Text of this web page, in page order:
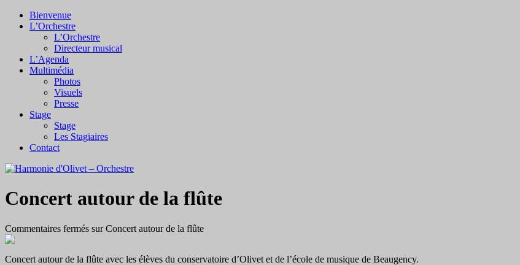
Bienvenue
L’Orchestre
L’Orchestre
Directeur musical
L’Agenda
Multimédia
Photos
Visuels
Presse
Stage
Stage
Les Stagiaires
Contact
Concert autour de la flûte
Commentaires fermés sur Concert autour de la flûte
Concert autour de la flûte avec les élèves du conservatoire d’Olivet et de l’école de musique de Beaugency.